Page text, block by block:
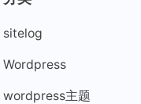
sitelog
Wordpress
wordpress主题